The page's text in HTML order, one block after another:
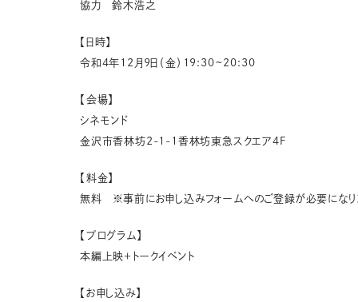
協力 鈴木浩之
【日時】
令和4年12月9日（金）19:30~20:30
【会場】
シネモンド
金沢市香林坊2-1-1香林坊東急スクエア4F
【料金】
無料 ※事前にお申し込みフォームへのご登録が必要になり
【プログラム】
本編上映＋トークイベント
【お申し込み】